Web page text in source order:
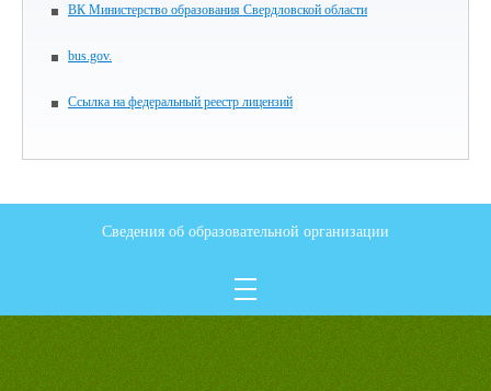
ВК Министерство образования Свердловской области
bus.gov.
Ссылка на федеральный реестр лицензий
Сведения об образовательной организации